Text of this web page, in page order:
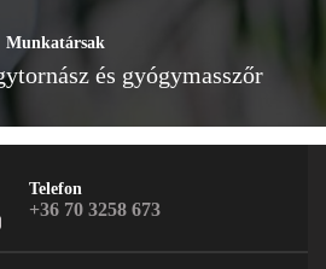
Munkatársak
és gyógymasszőr
Telefon
+36 70 3258 673